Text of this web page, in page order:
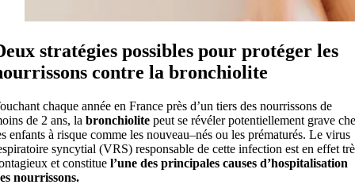
stratégies possibles pour protéger les
contre la bronchiolite
chaque année en France près d’un tiers des nourrissons de
de 2 ans, la bronchiolite peut se révéler potentiellement grave
enfants à risque comme les nouveau–nés ou les prématurés. Le virus
syncytial (VRS) responsable de cette infection est en effet
et constitue l’une des principales causes d’hospitalisation
nourrissons.